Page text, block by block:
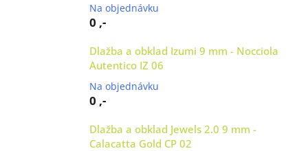
Na objednávku
0 ,-
Dlažba a obklad Izumi 9 mm - Nocciola
Autentico IZ 06
Na objednávku
0 ,-
Dlažba a obklad Jewels 2.0 9 mm -
Calacatta Gold CP 02